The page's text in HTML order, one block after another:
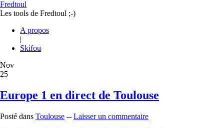
Fredtoul
Les tools de Fredtoul ;-)
A propos
|
Skifou
Nov
25
Europe 1 en direct de Toulouse
Posté dans Toulouse -- Laisser un commentaire